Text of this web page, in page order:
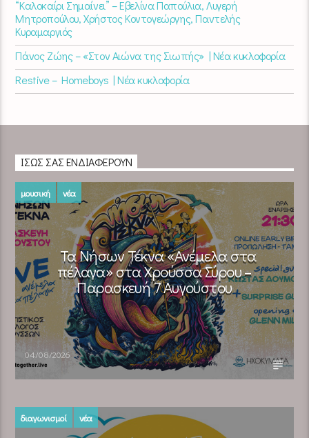
“Καλοκαίρι Σημαίνει” – Εβελίνα Παπούλια, Λυγερή
Μητροπούλου, Χρήστος Κοντογεώργης, Παντελής
Κυραμαργιός
Πάνος Ζώης – «Στον Αιώνα της Σιωπής» | Νέα κυκλοφορία
Restive – Homeboys | Νέα κυκλοφορία
ΊΣΩΣ ΣΑΣ ΕΝΔΙΑΦΈΡΟΥΝ
μουσική νέα
Τα Νήσων Τέκνα «Ανέμελα στα
πέλαγα» στα Χρούσσα Σύρου –
Παρασκευή 7 Αυγούστου
04/08/2026
διαγωνισμοί νέα